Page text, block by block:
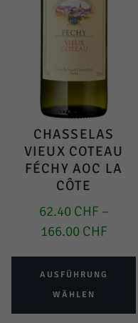
CHASSELAS
VIEUX COTEAU
FÉCHY AOC LA
CÔTE
62.40 CHF –
166.00 CHF
AUSFÜHRUNG
WÄHLEN